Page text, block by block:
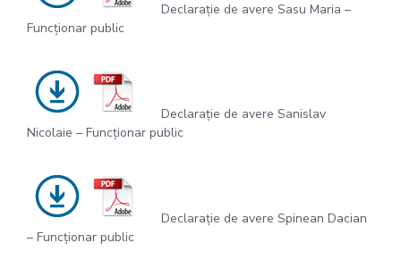
Declarație de avere Sasu Maria –
Funcționar public
Declarație de avere Sanislav
Nicolaie – Funcționar public
Declarație de avere Spinean Dacian
– Funcționar public